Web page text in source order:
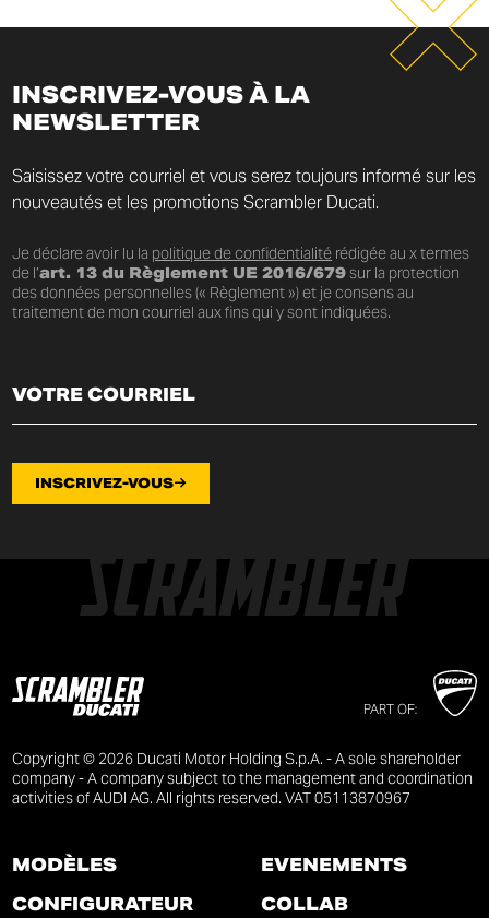
INSCRIVEZ-VOUS À LA
NEWSLETTER
Saisissez votre courriel et vous serez toujours informé sur les
nouveautés et les promotions Scrambler Ducati.
Je déclare avoir lu la politique de confidentialité rédigée au x termes
de l’art. 13 du Règlement UE 2016/679sur la protection
des données personnelles (« Règlement ») et je consens au
traitement de mon courriel aux fins qui y sont indiquées.
INSCRIVEZ-VOUS
PART OF:
Copyright © 2026 Ducati Motor Holding S.p.A. - A sole shareholder
company - A company subject to the management and coordination
activities of AUDI AG. All rights reserved. VAT 05113870967
MODÈLES
CONFIGURATEUR
ÉVÉNEMENTS
COLLAB